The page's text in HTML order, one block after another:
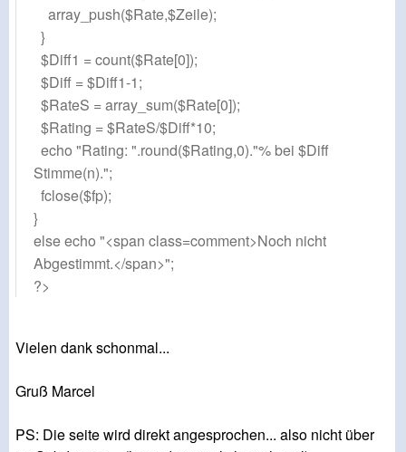
array_push($Rate,$Zeile);
}
$Diff1 = count($Rate[0]);
$Diff = $Diff1-1;
$RateS = array_sum($Rate[0]);
$Rating = $RateS/$Diff*10;
echo "Rating: ".round($Rating,0)."% bei $Diff
Stimme(n).";
fclose($fp);
}
else echo "<span class=comment>Noch nicht
Abgestimmt.</span>";
?>
Vielen dank schonmal...
Gruß Marcel
PS: Die seite wird direkt angesprochen... also nicht über